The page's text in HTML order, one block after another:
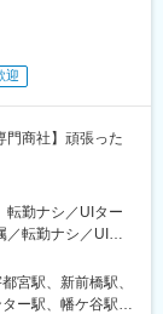
お客様を訪問しま
行動内容など、職
や数字に対する
績もついてくる環
ます。また、薬
迎
門商社】頑張った
転勤ナシ／UIター
／転勤ナシ／UIタ
台東営業所【山
県】群馬営業所
業所大田営業所
宮駅、新前橋駅、
ー駅、幡ケ谷駅、